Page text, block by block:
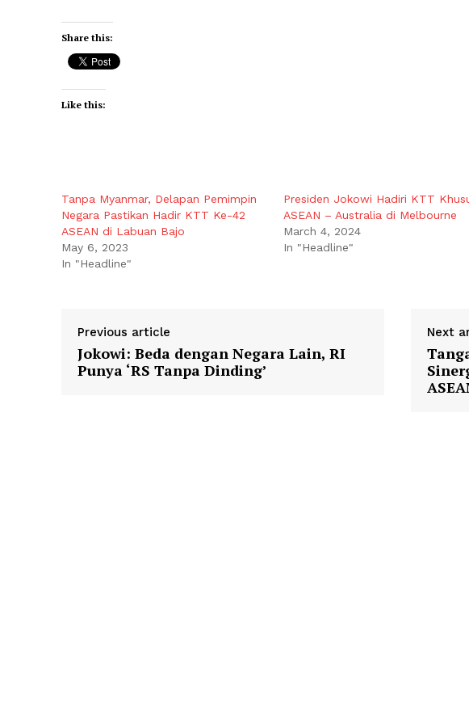
Share this:
Like this:
Tanpa Myanmar, Delapan Pemimpin
Negara Pastikan Hadir KTT Ke-42
ASEAN di Labuan Bajo
May 6, 2023
In "Headline"
Presiden Jokowi Hadiri KTT
ASEAN – Australia di Melbourne
March 4, 2024
In "Headline"
Previous article
Jokowi: Beda dengan Negara Lain, RI
Punya ‘RS Tanpa Dinding’
Next